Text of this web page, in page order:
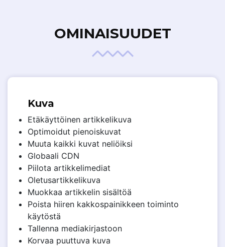
OMINAISUUDET
Kuva
Etäkäyttöinen artikkelikuva
Optimoidut pienoiskuvat
Muuta kaikki kuvat neliöiksi
Globaali CDN
Piilota artikkelimediat
Oletusartikkelikuva
Muokkaa artikkelin sisältöä
Poista hiiren kakkospainikkeen toiminto
käytöstä
Tallenna mediakirjastoon
Korvaa puuttuva kuva